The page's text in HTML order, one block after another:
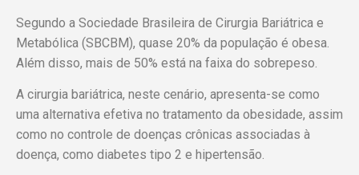
Segundo a Sociedade Brasileira de Cirurgia Bariátrica e
Metabólica (SBCBM), quase 20% da população é obesa.
Além disso, mais de 50% está na faixa do sobrepeso.
A cirurgia bariátrica, neste cenário, apresenta-se como
uma alternativa efetiva no tratamento da obesidade, assim
como no controle de doenças crônicas associadas à
doença, como diabetes tipo 2 e hipertensão.